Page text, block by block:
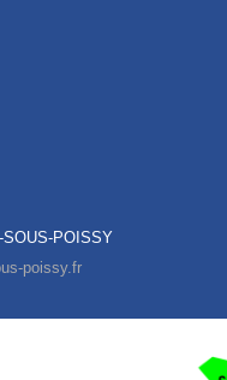
POISSY